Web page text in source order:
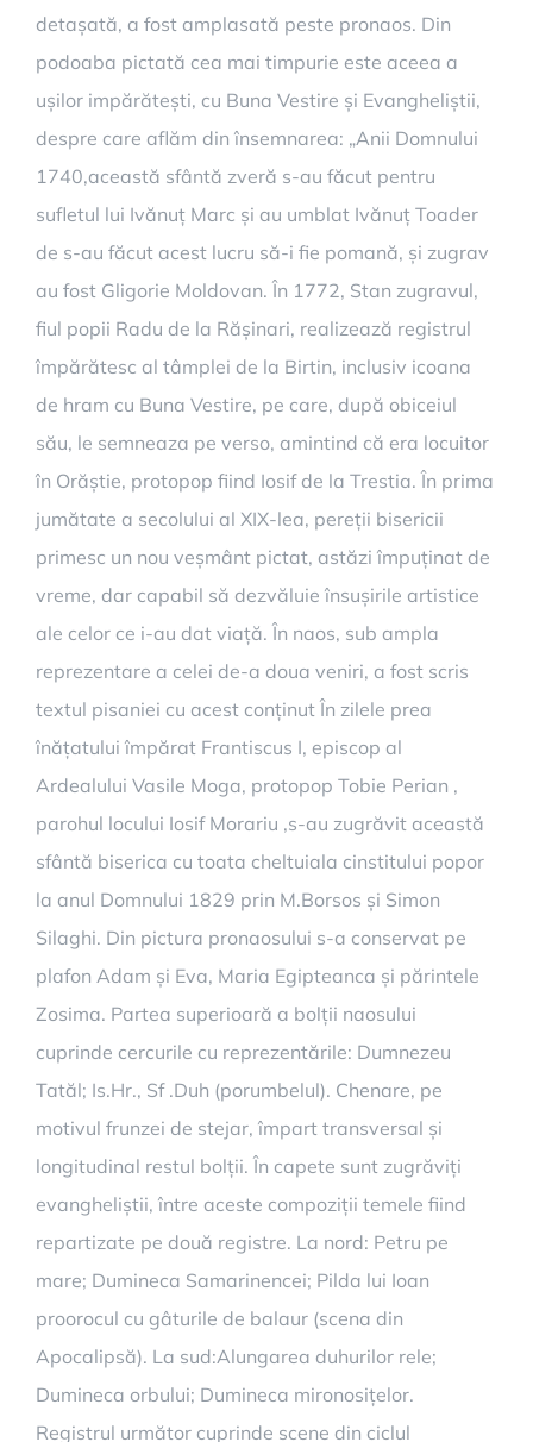
detașată, a fost amplasată peste pronaos. Din
podoaba pictată cea mai timpurie este aceea a
ușilor impărătești, cu Buna Vestire și Evangheliștii,
despre care aflăm din însemnarea: „Anii Domnului
1740,această sfântă zveră s-au făcut pentru
sufletul lui Ivănuț Marc și au umblat Ivănuț Toader
de s-au făcut acest lucru să-i fie pomană, și zugrav
au fost Gligorie Moldovan. În 1772, Stan zugravul,
fiul popii Radu de la Rășinari, realizează registrul
împărătesc al tâmplei de la Birtin, inclusiv icoana
de hram cu Buna Vestire, pe care, după obiceiul
său, le semneaza pe verso, amintind că era locuitor
în Orăștie, protopop fiind Iosif de la Trestia. În prima
jumătate a secolului al XIX-lea, pereții bisericii
primesc un nou veșmânt pictat, astăzi împuținat de
vreme, dar capabil să dezvăluie însușirile artistice
ale celor ce i-au dat viață. În naos, sub ampla
reprezentare a celei de-a doua veniri, a fost scris
textul pisaniei cu acest conținut În zilele prea
înățatului împărat Frantiscus I, episcop al
Ardealului Vasile Moga, protopop Tobie Perian ,
parohul locului Iosif Morariu ,s-au zugrăvit această
sfântă biserica cu toata cheltuiala cinstitului popor
la anul Domnului 1829 prin M.Borsos și Simon
Silaghi. Din pictura pronaosului s-a conservat pe
plafon Adam și Eva, Maria Egipteanca și părintele
Zosima. Partea superioară a bolții naosului
cuprinde cercurile cu reprezentările: Dumnezeu
Tatăl; Is.Hr., Sf .Duh (porumbelul). Chenare, pe
motivul frunzei de stejar, împart transversal și
longitudinal restul bolții. În capete sunt zugrăviți
evangheliștii, între aceste compoziții temele fiind
repartizate pe două registre. La nord: Petru pe
mare; Dumineca Samarinencei; Pilda lui Ioan
proorocul cu gâturile de balaur (scena din
Apocalipsă). La sud:Alungarea duhurilor rele;
Dumineca orbului; Dumineca mironosițelor.
Registrul următor cuprinde scene din ciclul